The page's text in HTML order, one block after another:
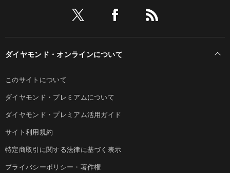
ダイヤモンド・オンラインについて
このサイトについて
ダイヤモンド・プレミアムについて
ダイヤモンド・プレミアム活用ガイド
サイト利用規約
特定商取引に関する法律に基づく表示
プライバシーポリシー・著作権